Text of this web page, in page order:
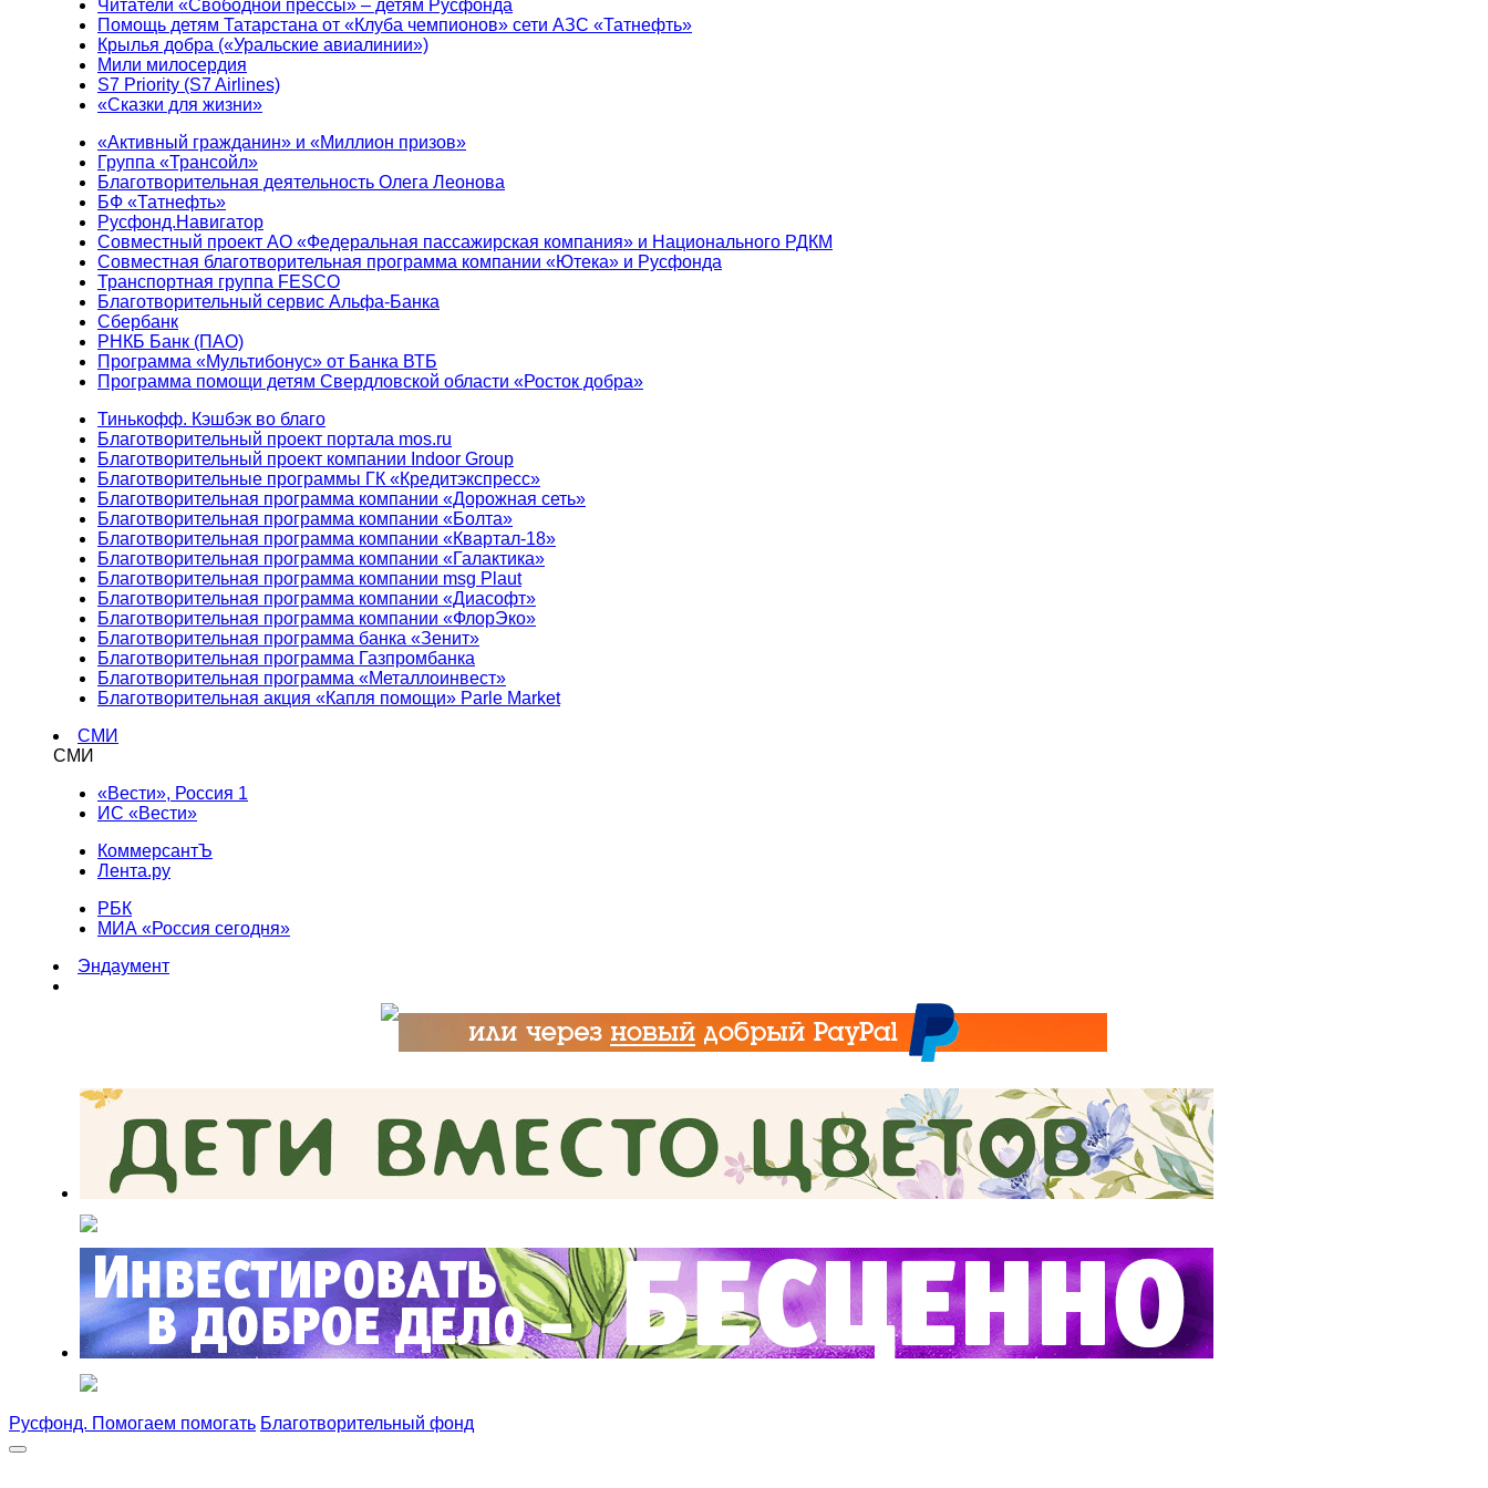
Читатели «Свободной прессы» – детям Русфонда
Помощь детям Татарстана от «Клуба чемпионов» сети АЗС «Татнефть»
Крылья добра («Уральские авиалинии»)
Мили милосердия
S7 Priority (S7 Airlines)
«Сказки для жизни»
«Активный гражданин» и «Миллион призов»
Группа «Трансойл»
Благотворительная деятельность Олега Леонова
БФ «Татнефть»
Русфонд.Навигатор
Совместный проект АО «Федеральная пассажирская компания» и Национального РДКМ
Совместная благотворительная программа компании «Ютека» и Русфонда
Транспортная группа FESCO
Благотворительный сервис Альфа-Банка
Сбербанк
РНКБ Банк (ПАО)
Программа «Мультибонус» от Банка ВТБ
Программа помощи детям Свердловской области «Росток добра»
Тинькофф. Кэшбэк во благо
Благотворительный проект портала mos.ru
Благотворительный проект компании Indoor Group
Благотворительные программы ГК «Кредитэкспресс»
Благотворительная программа компании «Дорожная сеть»
Благотворительная программа компании «Болта»
Благотворительная программа компании «Квартал-18»
Благотворительная программа компании «Галактика»
Благотворительная программа компании msg Plaut
Благотворительная программа компании «Диасофт»
Благотворительная программа компании «ФлорЭко»
Благотворительная программа банка «Зенит»
Благотворительная программа Газпромбанка
Благотворительная программа «Металлоинвест»
Благотворительная акция «Капля помощи» Parle Market
СМИ
СМИ
«Вести», Россия 1
ИС «Вести»
КоммерсантЪ
Лента.ру
РБК
МИА «Россия сегодня»
Эндаумент
Русфонд. Помогаем помогать Благотворительный фонд